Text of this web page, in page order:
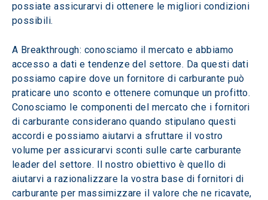
possiate assicurarvi di ottenere le migliori condizioni
possibili.
A Breakthrough: conosciamo il mercato e abbiamo
accesso a dati e tendenze del settore. Da questi dati
possiamo capire dove un fornitore di carburante può
praticare uno sconto e ottenere comunque un profitto.
Conosciamo le componenti del mercato che i fornitori
di carburante considerano quando stipulano questi
accordi e possiamo aiutarvi a sfruttare il vostro
volume per assicurarvi sconti sulle carte carburante
leader del settore. Il nostro obiettivo è quello di
aiutarvi a razionalizzare la vostra base di fornitori di
carburante per massimizzare il valore che ne ricavate,